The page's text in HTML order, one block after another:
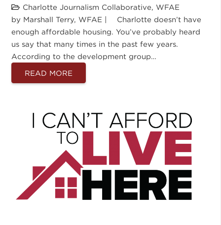
Charlotte Journalism Collaborative
WFAE
by Marshall Terry, WFAE | Charlotte doesn’t have
enough affordable housing. You’ve probably heard
us say that many times in the past few years.
According to the development group…
READ MORE